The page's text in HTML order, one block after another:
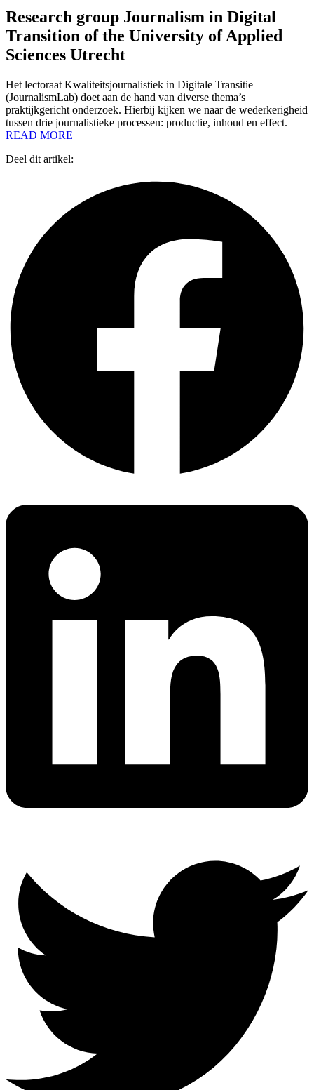
Research group Journalism in Digital
Transition of the University of Applied
Sciences Utrecht
Het lectoraat Kwaliteitsjournalistiek in Digitale Transitie
(JournalismLab) doet aan de hand van diverse thema’s
praktijkgericht onderzoek. Hierbij kijken we naar de wederkerigheid
tussen drie journalistieke processen: productie, inhoud en effect.
READ MORE
Deel dit artikel: